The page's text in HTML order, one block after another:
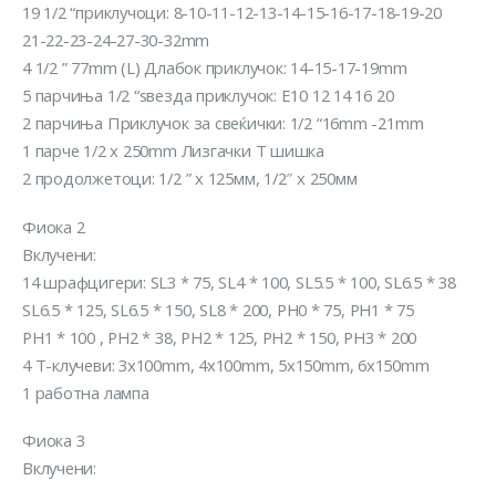
19 1/2 “приклучоци: 8-10-11-12-13-14-15-16-17-18-19-20
21-22-23-24-27-30-32mm
4 1/2 ” 77mm (L) Длабок приклучок: 14-15-17-19mm
5 парчиња 1/2 “ѕвезда приклучок: E10 12 14 16 20
2 парчиња Приклучок за свеќички: 1/2 “16mm -21mm
1 парчe 1/2 x 250mm Лизгачки T шишка
2 продолжетоци: 1/2 ” x 125мм, 1/2″ x 250мм
Фиока 2
Вклучени:
14 шрафцигери: SL3 * 75, SL4 * 100, SL5.5 * 100, SL6.5 * 38
SL6.5 * 125, SL6.5 * 150, SL8 * 200, PH0 * 75, PH1 * 75
PH1 * 100 , PH2 * 38, PH2 * 125, PH2 * 150, PH3 * 200
4 T-клучеви: 3x100mm, 4x100mm, 5x150mm, 6x150mm
1 работна лампа
Фиока 3
Вклучени: